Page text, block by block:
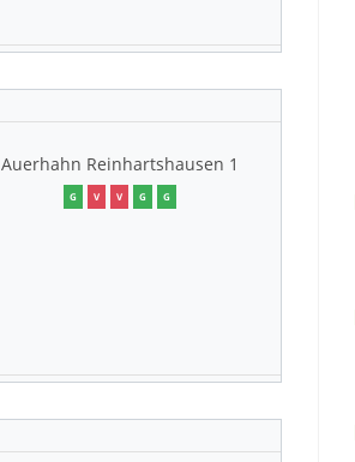
Auerhahn Reinhartshausen 1
G V V G G